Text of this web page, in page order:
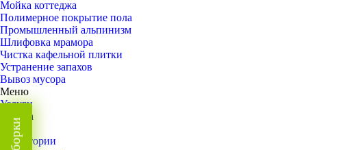
Мойка коттеджа
Полимерное покрытие пола
Промышленный альпинизм
Шлифовка мрамора
Чистка кафельной плитки
Устранение запахов
Вывоз мусора
Меню
Услуги
Уборка
Назад
Территории